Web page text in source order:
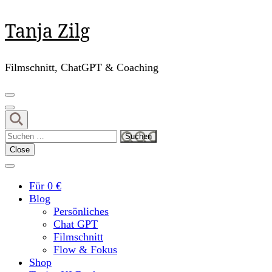
Skip
to
(Press
Enter)
Tanja Zilg
Filmschnitt, ChatGPT & Coaching
Suchen
nach:
Close
Für 0 €
Blog
Persönliches
Chat GPT
Filmschnitt
Flow & Fokus
Shop